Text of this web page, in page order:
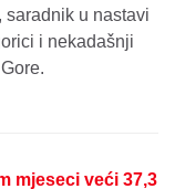
u nastavi
i nekadašnji
mjeseci veći 37,3